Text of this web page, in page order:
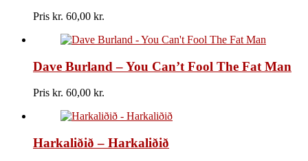
Pris kr. 60,00
Dave Burland – You Can’t Fool The Fat Man
Pris kr. 60,00
Harkaliðið – Harkaliðið